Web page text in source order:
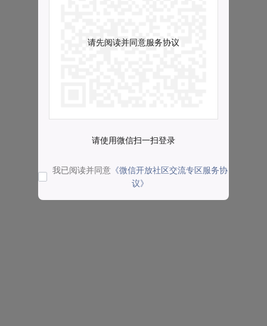
请先阅读并同意服务协议
请使用微信扫一扫登录
我已阅读并同意 《微信开放社区交流专区服务协
议》